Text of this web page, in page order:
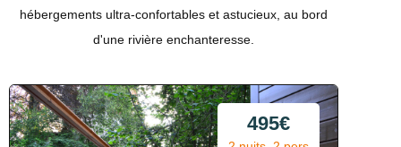
hébergements ultra-confortables et astucieux, au bord
d'une rivière enchanteresse.
495€